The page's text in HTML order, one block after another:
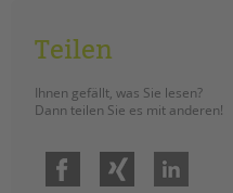
Stellenangebote
NEWS/BLOG
unkuerzbar
Briefe an Kai
Teilen
Ihnen gefällt, was Sie lesen?
Dann teilen Sie es mit anderen!
Facebook